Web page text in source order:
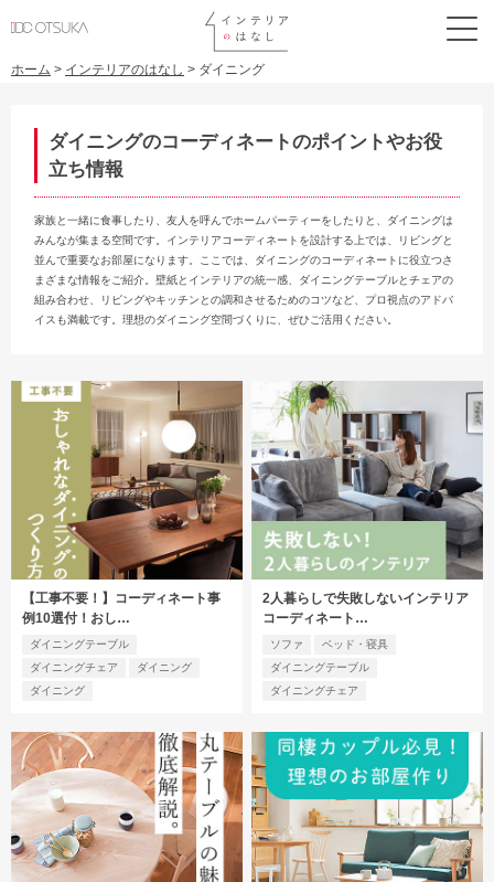
ホーム > インテリアのはなし > ダイニング
ダイニングのコーディネートのポイントやお役
立ち情報
家族と一緒に食事したり、友人を呼んでホームパーティーをしたりと、ダイニングは
みんなが集まる空間です。インテリアコーディネートを設計する上では、リビングと
並んで重要なお部屋になります。ここでは、ダイニングのコーディネートに役立つさ
まざまな情報をご紹介。壁紙とインテリアの統一感、ダイニングテーブルとチェアの
組み合わせ、リビングやキッチンとの調和させるためのコツなど、プロ視点のアドバ
イスも満載です。理想のダイニング空間づくりに、ぜひご活用ください。
【工事不要！】コーディネート事
例10選付！おし…
ダイニングテーブル
ダイニングチェア
ダイニング
ダイニング
2人暮らしで失敗しないインテリア
コーディネート…
ソファ
ベッド・寝具
ダイニングテーブル
ダイニングチェア